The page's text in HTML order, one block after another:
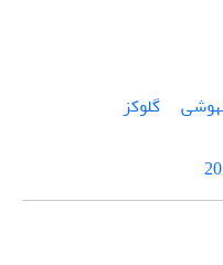
گلوکز